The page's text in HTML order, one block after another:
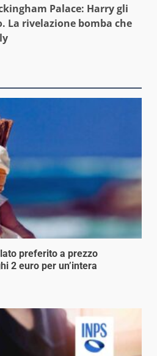
Palace: Harry gli
La rivelazione bomba che
preferito a prezzo
2 euro per un’intera